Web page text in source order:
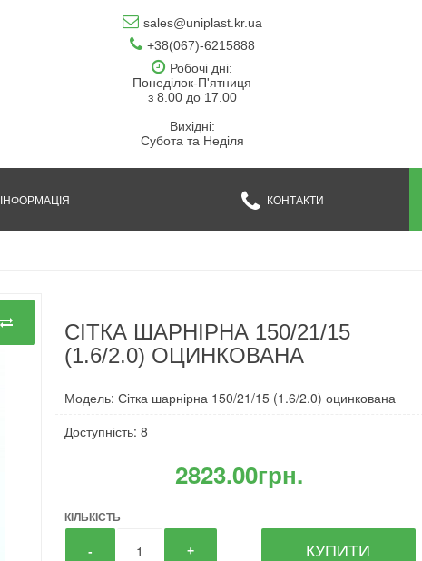
sales@uniplast.kr.ua
+38(067)-6215888
Робочі дні:
Понеділок-П'ятниця
з 8.00 до 17.00
Вихідні:
Субота та Неділя
ІНФОРМАЦІЯ КОНТАКТИ
СІТКА ШАРНІРНА 150/21/15
(1.6/2.0) ОЦИНКОВАНА
Модель: Сітка шарнірна 150/21/15 (1.6/2.0) оцинкована
Доступність: 8
2823.00грн.
КІЛЬКІСТЬ
- + КУПИТИ